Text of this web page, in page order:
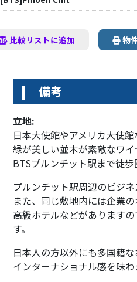
比較リストに追加 物
備考
立地:
日本大使館やアメリカ大使
緑が美しい並木が素敵なワ
BTSプルンチット駅まで徒
プルンチット駅周辺のビジ
また、同じ敷地内には企業
高級ホテルなどがあります
す。
日本人の方以外にも多国籍
インターナショナル感を味